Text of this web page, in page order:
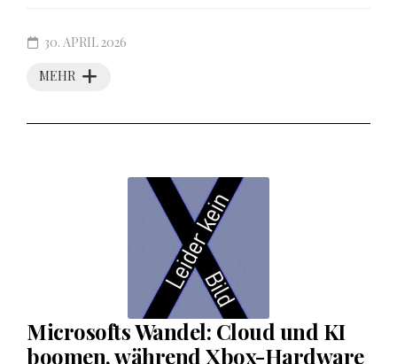
MEHR
30. APRIL 2026
Microsofts Wandel: Cloud und KI
boomen, während Xbox-Hardware